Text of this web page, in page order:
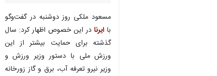
مسعود ملکی روز دوشنبه در گفت‌وگو
با ایرنا در این خصوص اظهار کرد: سال
گذشته برای حمایت بیشتر از این
ورزش ملی با دستور وزیر ورزش و
وزیر نیرو تعرفه آب، برق و گاز زورخانه